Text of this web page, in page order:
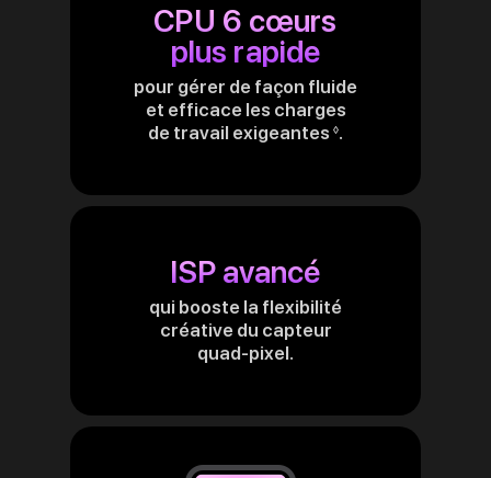
CPU 6 cœurs
plus rapide
pour gérer de façon fluide
et efficace les charges
de travail exigeantes ◊.
mentions
légales
ISP avancé
qui booste la flexibilité
créative du capteur
quad‑pixel.